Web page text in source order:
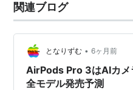
関連ブログ
となりずむ • 6ヶ月前
AirPods Pro 3はAIカ
全モデル発売予測